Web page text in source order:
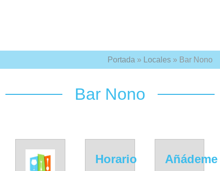
Portada » Locales » Bar Nono
Bar Nono
Horario
Añádeme